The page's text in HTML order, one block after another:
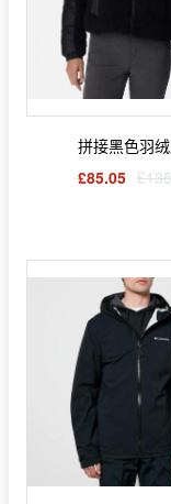
拼接黑色羽
£85.05